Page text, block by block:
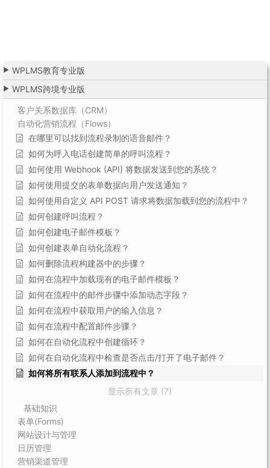
WPLMS教育专业版
WPLMS跨境专业版
客户关系数据库（CRM）
自动化营销流程（Flows）
在哪里可以找到流程录制的语音邮件？
如何为呼入电话创建简单的呼叫流程？
如何使用 Webhook (API) 将数据发送到您的系统？
如何使用提交的表单数据向用户发送通知？
如何使用自定义 API POST 请求将数据加载到您的流程中？
如何创建呼叫流程？
如何创建电子邮件模板？
如何创建表单自动化流程？
如何删除流程构建器中的步骤？
如何在流程中加载现有的电子邮件模板？
如何在流程中的邮件步骤中添加动态字段？
如何在流程中获取用户的输入信息？
如何在流程中配置邮件步骤？
如何在自动化流程中创建循环？
如何在自动化流程中检查是否点击/打开了电子邮件？
如何将所有联系人添加到流程中？
显示所有文章 (7)
基础知识
表单(Forms)
网站设计与管理
日历管理
营销渠道管理